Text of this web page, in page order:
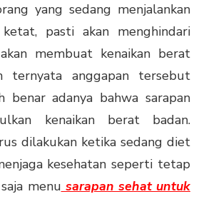
yang sedang menjalankan
pasti akan menghindari
membuat kenaikan berat
ternyata anggapan tersebut
benar adanya bahwa sarapan
kenaikan berat badan.
dilakukan ketika sedang diet
kesehatan seperti tetap
menu sarapan sehat untuk